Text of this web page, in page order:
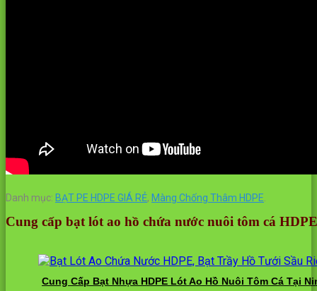
Danh mục: BẠT PE HDPE GIÁ RẺ, Màng Chống Thâm HDPE
Cung cấp bạt lót ao hồ chứa nước nuôi tôm cá HDPE
Cung Cấp Bạt Nhựa HDPE Lót Ao Hồ Nuôi Tôm Cá Tại